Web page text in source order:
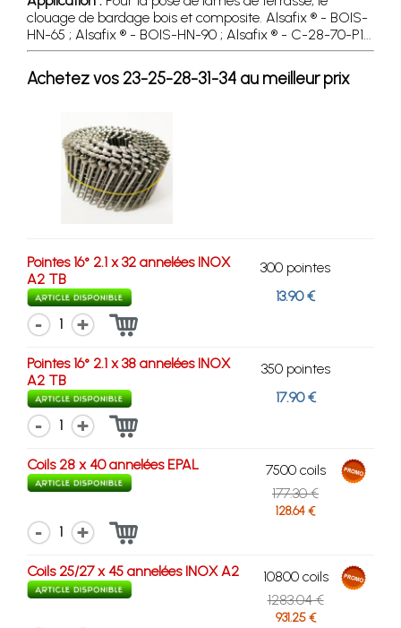
clouage de bardage bois et composite. Alsafix ® - BOIS-
HN-65 ; Alsafix ® - BOIS-HN-90 ; Alsafix ® - C-28-70-P1...
Achetez vos 23-25-28-31-34 au meilleur prix
Pointes 16° 2.1 x 32 annelées INOX
A2 TB
300 pointes
13.90 €
1
Pointes 16° 2.1 x 38 annelées INOX
A2 TB
350 pointes
17.90 €
1
Coils 28 x 40 annelées EPAL
7500 coils
177.30 €
128.64 €
1
Coils 25/27 x 45 annelées INOX A2
10800 coils
1283.04 €
931.25 €